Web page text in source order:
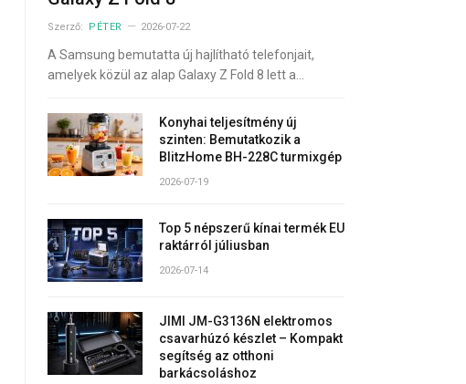
Szerző: PÉTER 2026-07-22
A Samsung bemutatta új hajlítható telefonjait,
amelyek közül az alap Galaxy Z Fold 8 lett a…
Konyhai teljesítmény új
szinten: Bemutatkozik a
BlitzHome BH-228C turmixgép
2026-07-19
Top 5 népszerű kínai termék EU
raktárról júliusban
2026-07-14
JIMI JM-G3136N elektromos
csavarhúzó készlet – Kompakt
segítség az otthoni
barkácsoláshoz